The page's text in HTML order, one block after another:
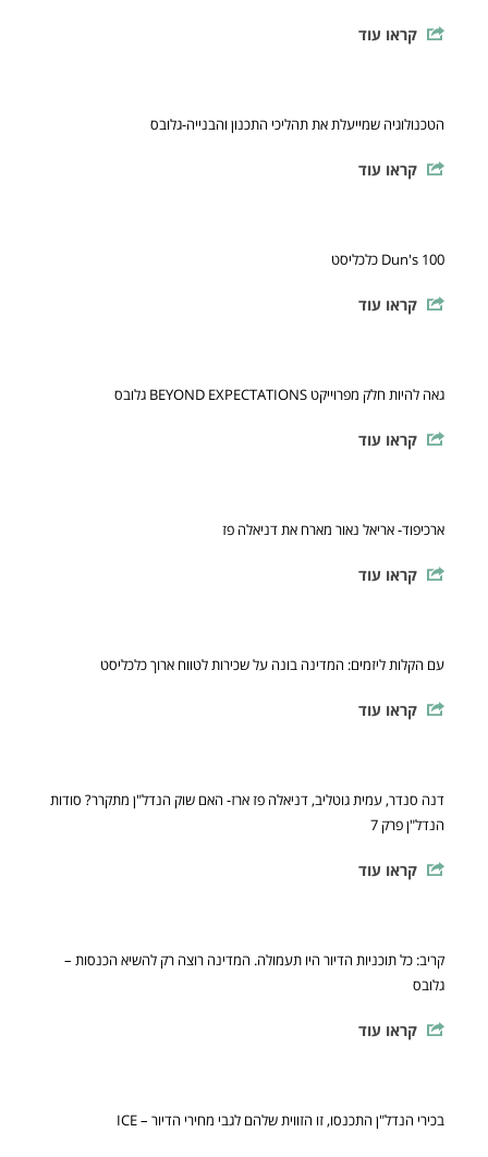
קראו עוד
הטכנולוגיה שמייעלת את תהליכי התכנון והבנייה-גלובס
קראו עוד
Dun's 100 כלכליסט
קראו עוד
גאה להיות חלק מפרוייקט BEYOND EXPECTATIONS גלובס
קראו עוד
ארכיפוד- אריאל נאור מארח את דניאלה פז
קראו עוד
עם הקלות ליזמים: המדינה בונה על שכירות לטווח ארוך כלכליסט
קראו עוד
דנה סנדר, עמית גוטליב, דניאלה פז ארז- האם שוק הנדל"ן מתקרר? סודות
הנדל"ן פרק 7
קראו עוד
קריב: כל תוכניות הדיור היו תעמולה. המדינה רוצה רק להשיא הכנסות –
גלובס
קראו עוד
בכירי הנדל"ן התכנסו, זו הזווית שלהם לגבי מחירי הדיור – ICE